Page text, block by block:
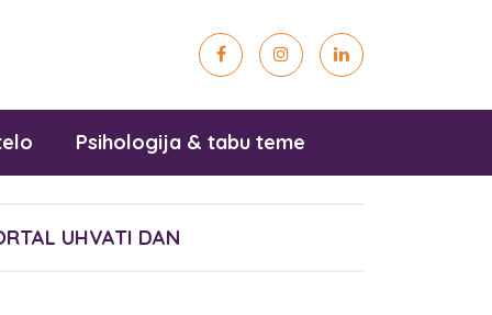
Psihologija & tabu teme
UHVATI DAN